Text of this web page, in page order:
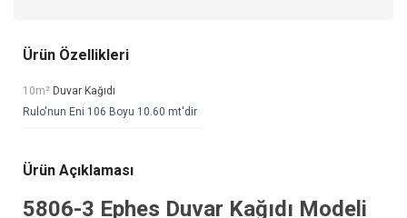
Ürün Özellikleri
10m² Duvar Kağıdı
Rulo'nun Eni 106 Boyu 10.60 mt'dir
Ürün Açıklaması
5806-3 Ephes Duvar Kağıdı Modeli